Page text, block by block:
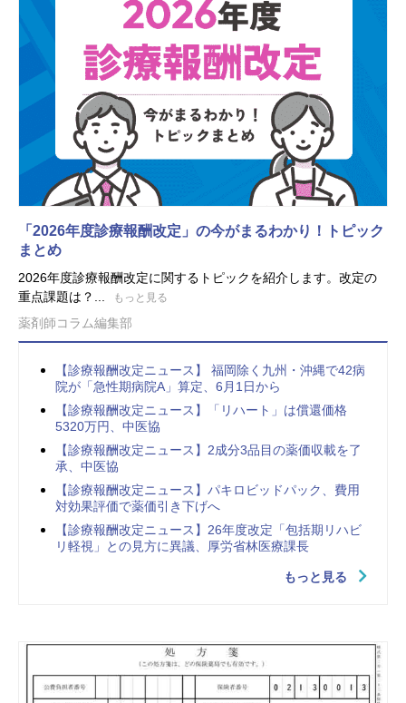
「2026年度診療報酬改定」の今がまるわかり！トピック
まとめ
2026年度診療報酬改定に関するトピックを紹介します。改定の
重点課題は？...
もっと見る
薬剤師コラム編集部
【診療報酬改定ニュース】 福岡除く九州・沖縄で42病
院が「急性期病院A」算定、6月1日から
【診療報酬改定ニュース】「リハート」は償還価格
5320万円、中医協
【診療報酬改定ニュース】2成分3品目の薬価収載を了
承、中医協
【診療報酬改定ニュース】パキロビッドパック、費用
対効果評価で薬価引き下げへ
【診療報酬改定ニュース】26年度改定「包括期リハビ
リ軽視」との見方に異議、厚労省林医療課長
もっと見る